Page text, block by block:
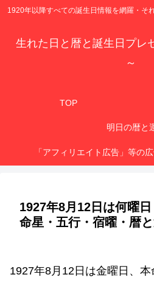
1920年以降すべての誕生日情報を網羅・そ
生れた日と暦と誕生日プレ
～
TOP
明日の暦と
「アフィリエイト広告」等の
1927年8月12日は何曜
命星・五行・宿曜・暦
1927年8月12日は金曜日、